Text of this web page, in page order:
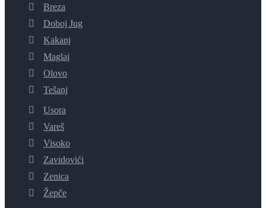
Breza
Doboj Jug
Kakanj
Maglaj
Olovo
Tešanj
Usora
Vareš
Visoko
Zavidovići
Zenica
Žepče